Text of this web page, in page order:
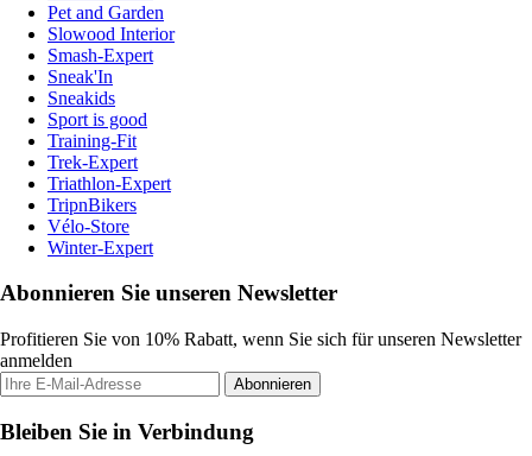
Pet and Garden
Slowood Interior
Smash-Expert
Sneak'In
Sneakids
Sport is good
Training-Fit
Trek-Expert
Triathlon-Expert
TripnBikers
Vélo-Store
Winter-Expert
Abonnieren Sie unseren Newsletter
Profitieren Sie von 10% Rabatt, wenn Sie sich für unseren Newsletter
anmelden
Abonnieren
Bleiben Sie in Verbindung